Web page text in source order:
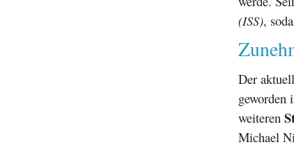
(ISS),
Der
geworden
weiteren
Michael